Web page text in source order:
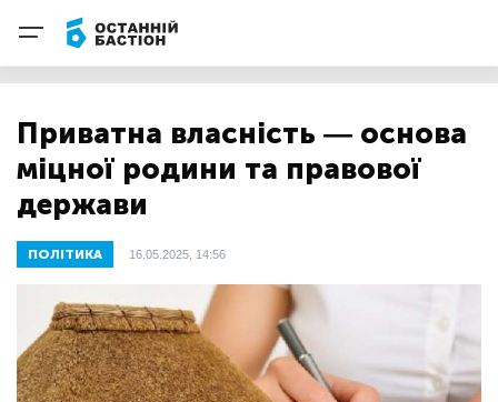
Приватна власність — основа
міцної родини та правової
держави
ПОЛІТИКА 16.05.2025, 14:56